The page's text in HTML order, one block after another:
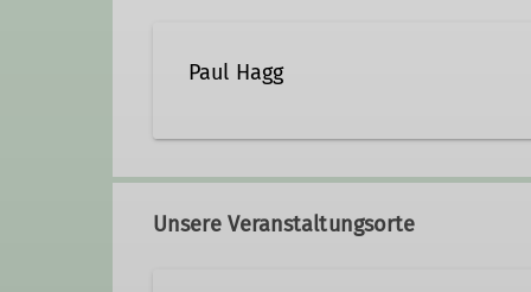
Paul Hagg
Unsere Veranstaltungsorte